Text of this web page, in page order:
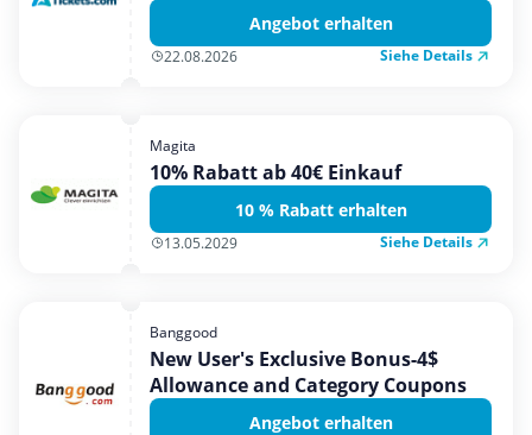
Angebot erhalten
22.08.2026 Siehe Details
Magita
10% Rabatt ab 40€ Einkauf
10 % Rabatt erhalten
13.05.2029 Siehe Details
Banggood
New User's Exclusive Bonus-4$
Allowance and Category Coupons
Angebot erhalten